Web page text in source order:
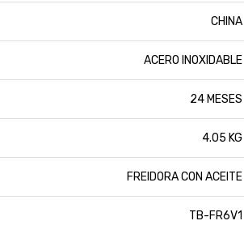
CHINA
ACERO INOXIDABLE
24 MESES
4.05 KG
FREIDORA CON ACEITE
TB-FR6V1